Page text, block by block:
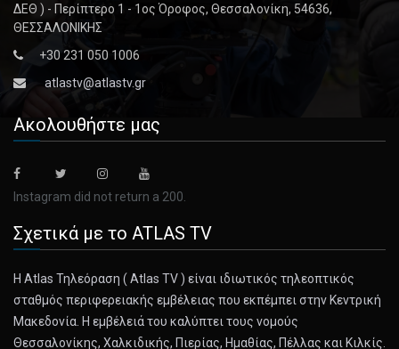
ΔΕΘ ) - Περίπτερο 1 - 1ος Όροφος, Θεσσαλονίκη, 54636,
ΘΕΣΣΑΛΟΝΙΚΗΣ
+30 231 050 1006
atlastv@atlastv.gr
Ακολουθήστε μας
Instagram did not return a 200.
Σχετικά με το ATLAS TV
Η Atlas Τηλεόραση ( Atlas TV ) είναι ιδιωτικός τηλεοπτικός
σταθμός περιφερειακής εμβέλειας που εκπέμπει στην Κεντρική
Μακεδονία. Η εμβέλειά του καλύπτει τους νομούς
Θεσσαλονίκης, Χαλκιδικής, Πιερίας, Ημαθίας, Πέλλας και Κιλκίς.